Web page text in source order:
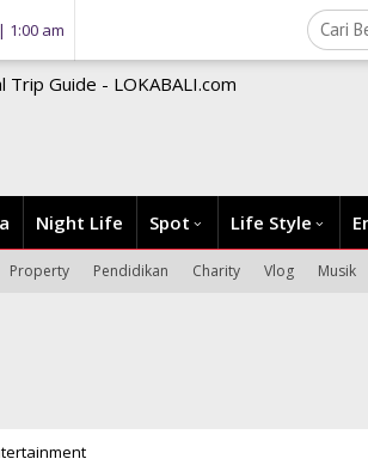
1:00 am
Night Life Spot Life Style
Property Pendidikan Charity Vlog Musik
Serunya